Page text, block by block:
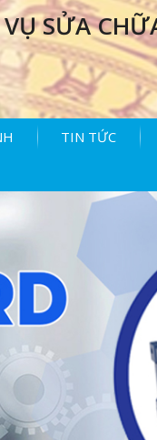
SỬA
TIN TỨC